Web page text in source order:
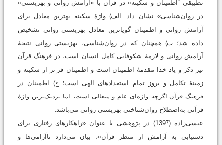
تطبیقی “اطمینان و سکینه» در قرآن با «آرامش روانی و بهزیستی»
در روان‌شناسی» نشان داد:‌ الف) واژۀ سکینه بهترین معادل برای
آرامش روانی و اطمینان گویاترین معادل بهزیستی ‌روانی تشخیص
داده شد؛ ب) همچنان ‌که در روان‌شناسی، بهزیستی ‌روانی نتیجۀ
آرامش روانی و لازمۀ شکوفایی کامل انسان است، در فرهنگ قرآن
نیز ذکر و یاد خدا مقدمۀ اطمینان است و اطمینان فراتر از سکینه و
زمینۀ تکامل و بروز تمام استعدادهای الهی است؛ ج) اطمینان در
فرهنگ قرآن اگرچه واژه‌ای عام و متعالی است، اما نزدیک‌ترین واژۀ
قرآنی به‌اصطلاح روان‌شناختی بهزیستی روانی می‌باشد.
عیسی‌زاده (1397) در پژوهشی با عنوان «راهکارهای رفتاری برای
دستیابی به آرامش از منظر قرآن»، بیان می‌دارد ناآرامی‌ها و